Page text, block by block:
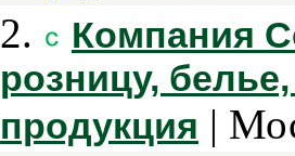
2.
Компания
розницу,
продукция |